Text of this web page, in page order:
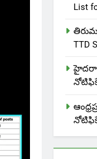
List
TTD